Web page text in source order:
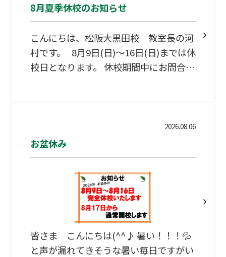
8月夏季休校のお知らせ
こんにちは、松阪大黒田校 教室長の河
村です。 8月9日(日)～16日(日)までは休
校日となります。 休校期間中にお問合せ
ス WAMは中学受験、高校受験、大学受
験、英検対策すべてに対応しておりま
す。 学習相談ではお子様の学習状況や志
望校に応じて個別にアドバイスいたしま
す。 学習相談、無料体験授業は随時受け
付けておりますので、お気軽にお問合せ
下さい。 無料体験授業はこちらから(ク
リック) 問合せ先：0598-23-9938(担
当：河村) 場所：松阪市大黒田町2
2026.08.06
お盆休み
皆さま こんにちは(^^♪ 暑い！！！💦
と声が漏れてきそうな暑い毎日ですがい